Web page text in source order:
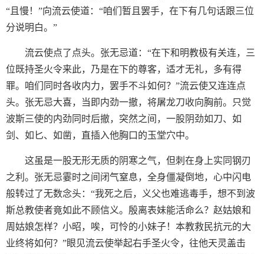
“且慢！”向流云使道：“咱们暂且罢手，在下有几句话跟三位
分说明白。”
流云使点了点头。张无忌道：“在下和明教极有关连，三
位既持圣火令来此，乃是在下的尊客，适才无礼，多有得
罪。咱们同时各收内力，罢手不斗如何？”流云使又连连点
头。张无忌大喜，当即内劲一撤，将屠龙刀收向胸前。只觉
波斯三使的内劲同时后撤，突然之间，一股阴劲如刀、如
剑、如匕、如凿，直插入他胸口的玉堂穴中。
这虽是一股无形无质的阴寒之气，但刺在身上实同钢刃
之利。张无忌霎时之间闭气窒息，全身僵凝倒地，心中闪电
般转过了无数念头：“我死之后，义父也难逃毒手，想不到波
斯总教使者竟如此不顾信义。殷离表妹能活命么？赵姑娘和
周姑娘怎样？小昭，唉，可怜的小妹子！本教救民抗元的大
业终将如何？”眼见流云使举起右手圣火令，往他天灵盖击